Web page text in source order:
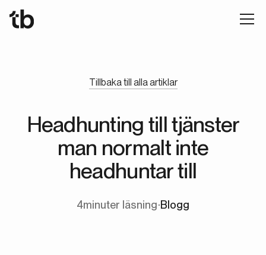
Tillbaka till alla artiklar
Headhunting till tjänster
man normalt inte
headhuntar till
4minuter läsning∙Blogg